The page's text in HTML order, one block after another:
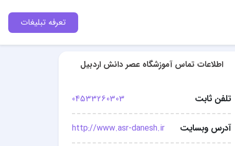
تعرفه تبلیغات
اطلاعات تماس آموزشگاه عصر دانش اردبیل
تلفن ثابت 04533260303
آدرس وبسایت http://www.asr-danesh.ir